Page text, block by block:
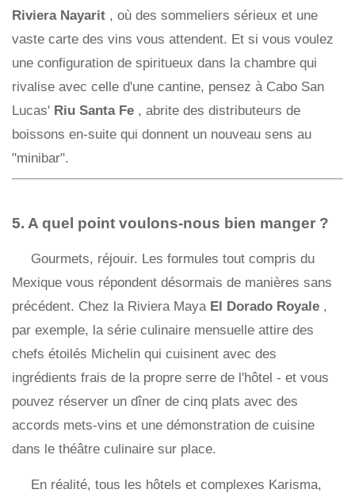
Riviera Nayarit , où des sommeliers sérieux et une
vaste carte des vins vous attendent. Et si vous voulez
une configuration de spiritueux dans la chambre qui
rivalise avec celle d'une cantine, pensez à Cabo San
Lucas' Riu Santa Fe , abrite des distributeurs de
boissons en-suite qui donnent un nouveau sens au
"minibar".
5. A quel point voulons-nous bien manger ?
Gourmets, réjouir. Les formules tout compris du
Mexique vous répondent désormais de manières sans
précédent. Chez la Riviera Maya El Dorado Royale ,
par exemple, la série culinaire mensuelle attire des
chefs étoilés Michelin qui cuisinent avec des
ingrédients frais de la propre serre de l'hôtel - et vous
pouvez réserver un dîner de cinq plats avec des
accords mets-vins et une démonstration de cuisine
dans le théâtre culinaire sur place.
En réalité, tous les hôtels et complexes Karisma,